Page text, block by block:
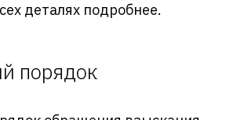
деталях подробнее.
порядок